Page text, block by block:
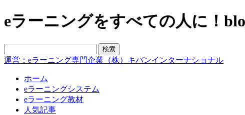
eラーニングをすべての人に！
運営：eラーニング専門企業（株）キバンインターナショナル
ホーム
eラーニングシステム
eラーニング教材
人気記事